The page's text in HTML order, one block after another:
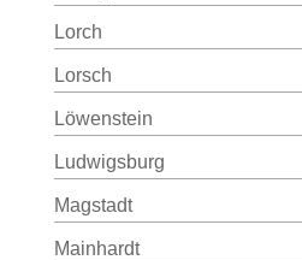
Lorch
Lorsch
Löwenstein
Ludwigsburg
Magstadt
Mainhardt